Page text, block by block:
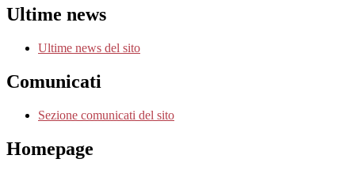
Ultime news
Ultime news del sito
Comunicati
Sezione comunicati del sito
Homepage